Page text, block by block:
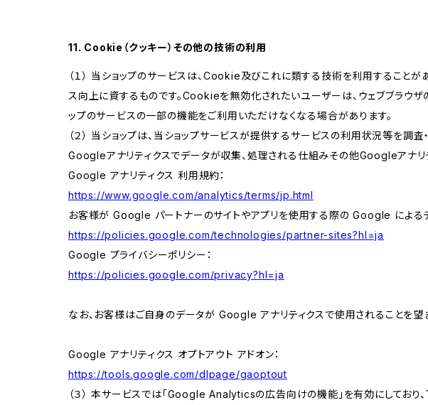
11. Cookie（クッキー）その他の技術の利用
（１） 当ショップのサービスは、Cookie及びこれに類する技術を利用すること
ス向上に資するものです。Cookieを無効化されたいユーザーは、ウェブブラウ
ップのサービスの一部の機能をご利用いただけなくなる場合があります。
（２） 当ショップは、当ショップサービスが提供するサービスの利用状況等を
Googleアナリティクスでデータが収集、処理される仕組みその他Googleアナリ
Google アナリティクス 利用規約：
https://www.google.com/analytics/terms/jp.html
お客様が Google パートナーのサイトやアプリを使用する際の Google による
https://policies.google.com/technologies/partner-sites?hl=ja
Google プライバシーポリシー：
https://policies.google.com/privacy?hl=ja
なお、お客様はご自身のデータが Google アナリティクスで使用されることを
Google アナリティクス オプトアウト アドオン：
https://tools.google.com/dlpage/gaoptout
（３） 本サービスでは「Google Analyticsの広告向けの機能」を有効にして